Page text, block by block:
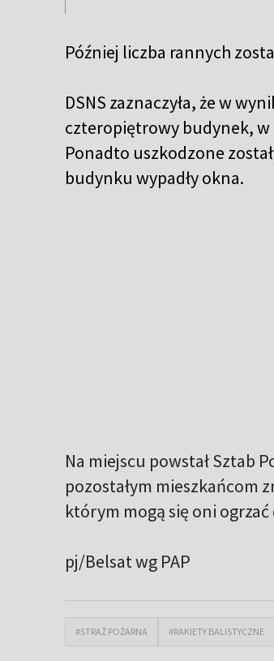
Później liczba rannych
DSNS zaznaczyła, że w
czteropiętrowy budynek,
Ponadto uszkodzone
budynku wypadły okna.
Na miejscu powstał Sztab
pozostałym mieszkańcom
którym mogą się oni
pj/Belsat wg PAP
#STRAŻ POŻARNA #RAKIETY BALISTYCZNE